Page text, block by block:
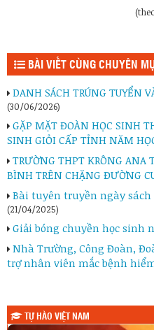
BÀI VIẾT CÙNG CHUYÊN
DANH SÁCH TRÚNG TUYỂN
(30/06/2026)
GẶP MẶT ĐOÀN HỌC SINH
SINH GIỎI CẤP TỈNH NĂM
TRƯỜNG THPT KRÔNG
BÌNH TRÊN CHẶNG ĐƯỜNG
Bài tuyên truyền ngày
(21/04/2025)
Giải bóng chuyền học sinh
Nhà Trường, Công Đoàn,
trợ nhân viên mắc bệnh
TỰ HÀO VIỆT NAM